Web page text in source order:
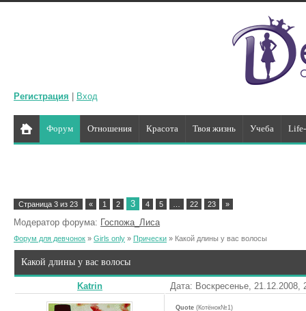
Регистрация Вход
Форум Отношения Красота Твоя жизнь Учеба
Страница 3 из 23 « 1 2 3 4 5 22 23 »
Модератор форума: Госпожа_Лиса
Форум для девчонок » Girls only » Прически » Какой длины у вас волосы
Какой длины у вас волосы
Katrin Дата: Воскресенье,
Quote (Котёнок№1)